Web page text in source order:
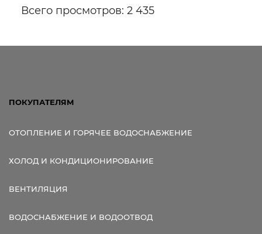
Всего просмотров: 2 435
ПОКУПАТЕЛЯМ
ОТОПЛЕНИЕ И ГОРЯЧЕЕ ВОДОСНАБЖЕНИЕ
ХОЛОД И КОНДИЦИОНИРОВАНИЕ
ВЕНТИЛЯЦИЯ
ВОДОСНАБЖЕНИЕ И ВОДООТВОД